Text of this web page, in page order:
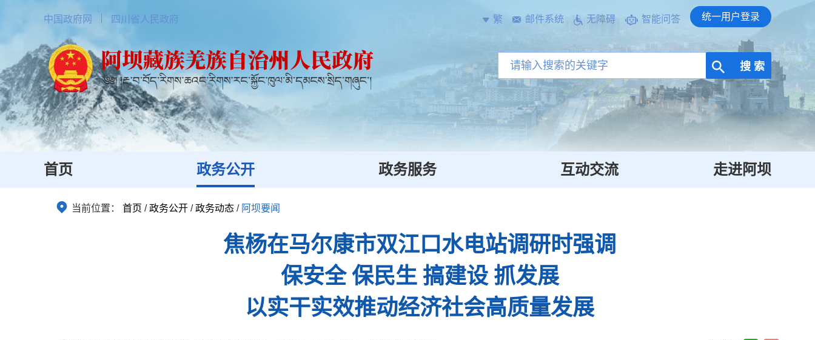
中国政府网 四川省人民政府 繁 邮件系统 无障碍 智能问答 统一用户登录
搜 索
首页 政务公开 政务服务 互动交流 走进阿坝
当前位置： 首页 /政务公开 /政务动态 / 阿坝要闻
焦杨在马尔康市双江口水电站调研时强调
保安全 保民生 搞建设 抓发展
以实干实效推动经济社会高质量发展